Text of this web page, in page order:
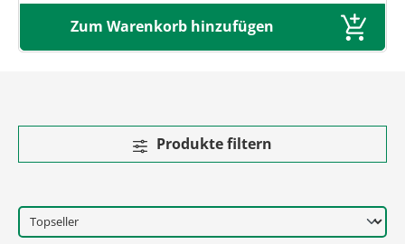
Zum Warenkorb hinzufügen
Produkte filtern